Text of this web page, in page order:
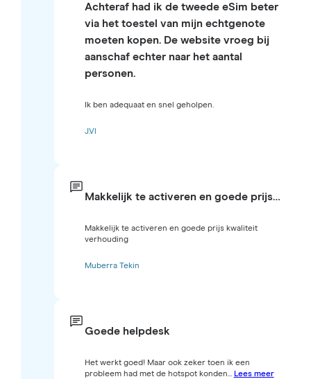
Achteraf had ik de tweede eSim beter
via het toestel van mijn echtgenote
moeten kopen. De website vroeg bij
aanschaf echter naar het aantal
personen.
Ik ben adequaat en snel geholpen.
J.Vl
Makkelijk te activeren en goede prijs…
Makkelijk te activeren en goede prijs kwaliteit
verhouding
Muberra Tekin
Goede helpdesk
Het werkt goed! Maar ook zeker toen ik een
probleem had met de hotspot konden... Lees meer